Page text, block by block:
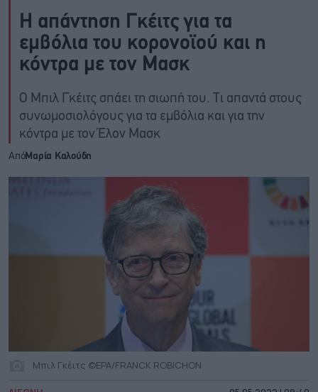
Η απάντηση Γκέιτς για τα
εμβόλια του κορονοϊού και η
κόντρα με τον Μασκ
O Μπιλ Γκέιτς σπάει τη σιωπή του. Τι απαντά στους
συνωμοσιολόγους για τα εμβόλια και για την
κόντρα με τον Έλον Μασκ
ΑπόΜαρία Καλούδη
Μπιλ Γκέιτς ©EPA/FRANCK ROBICHON